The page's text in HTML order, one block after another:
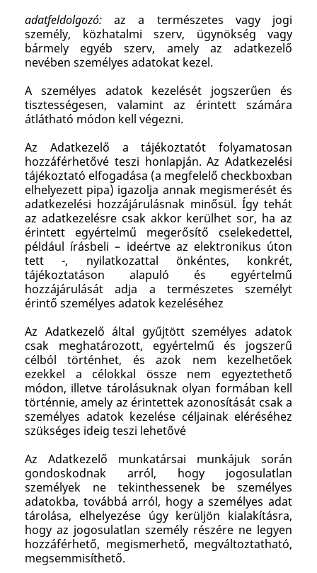
adatfeldolgozó: az a természetes vagy jogi
személy, közhatalmi szerv, ügynökség vagy
bármely egyéb szerv, amely az adatkezelő
nevében személyes adatokat kezel.
A személyes adatok kezelését jogszerűen és
tisztességesen, valamint az érintett számára
átlátható módon kell végezni.
Az Adatkezelő a tájékoztatót folyamatosan
hozzáférhetővé teszi honlapján. Az Adatkezelési
tájékoztató elfogadása (a megfelelő checkboxban
elhelyezett pipa) igazolja annak megismerését és
adatkezelési hozzájárulásnak minősül. Így tehát
az adatkezelésre csak akkor kerülhet sor, ha az
érintett egyértelmű megerősítő cselekedettel,
például írásbeli – ideértve az elektronikus úton
tett -, nyilatkozattal önkéntes, konkrét,
tájékoztatáson alapuló és egyértelmű
hozzájárulását adja a természetes személyt
érintő személyes adatok kezeléséhez
Az Adatkezelő által gyűjtött személyes adatok
csak meghatározott, egyértelmű és jogszerű
célból történhet, és azok nem kezelhetőek
ezekkel a célokkal össze nem egyeztethető
módon, illetve tárolásuknak olyan formában kell
történnie, amely az érintettek azonosítását csak a
személyes adatok kezelése céljainak eléréséhez
szükséges ideig teszi lehetővé
Az Adatkezelő munkatársai munkájuk során
gondoskodnak arról, hogy jogosulatlan
személyek ne tekinthessenek be személyes
adatokba, továbbá arról, hogy a személyes adat
tárolása, elhelyezése úgy kerüljön kialakításra,
hogy az jogosulatlan személy részére ne legyen
hozzáférhető, megismerhető, megváltoztatható,
megsemmisíthető.